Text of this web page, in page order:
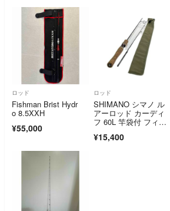
ロッド
Fishman Brist Hydr
o 8.5XXH
¥55,000
ロッド
SHIMANO シマノ ル
アーロッド カーディ
フ 60L 竿袋付 フィッ
¥15,400